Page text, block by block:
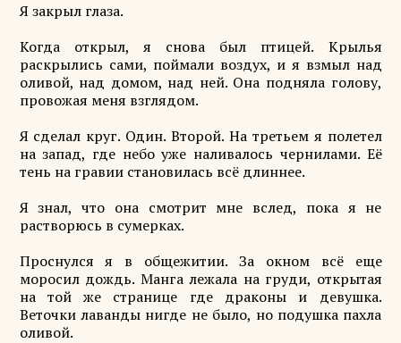
Я закрыл глаза.
Когда открыл, я снова был птицей. Крылья
раскрылись сами, поймали воздух, и я взмыл над
оливой, над домом, над ней. Она подняла голову,
провожая меня взглядом.
Я сделал круг. Один. Второй. На третьем я полетел
на запад, где небо уже наливалось чернилами. Её
тень на гравии становилась всё длиннее.
Я знал, что она смотрит мне вслед, пока я не
растворюсь в сумерках.
Проснулся я в общежитии. За окном всё еще
моросил дождь. Манга лежала на груди, открытая
на той же странице где драконы и девушка.
Веточки лаванды нигде не было, но подушка пахла
оливой.